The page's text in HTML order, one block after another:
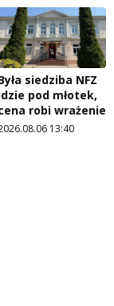
siedziba NFZ
pod młotek,
robi wrażenie
13:40